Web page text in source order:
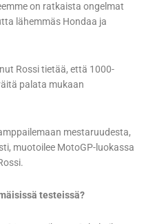
on ratkaista ongelmat
lähemmäs Hondaa ja
Rossi tietää, että 1000-
palata mukaan
mestaruudesta,
muotoilee MotoGP-luokassa
testeissä?